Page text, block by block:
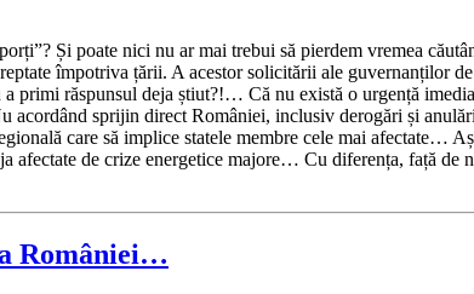
Și poate nici nu ar mai trebui să pierdem vremea
împotriva țării. A acestor solicitării ale guvernanților
primi răspunsul deja știut?!… Că nu există o urgență
acordând sprijin direct României, inclusiv derogări și
care să implice statele membre cele mai afectate…
afectate de crize energetice majore… Cu diferența, față
României…